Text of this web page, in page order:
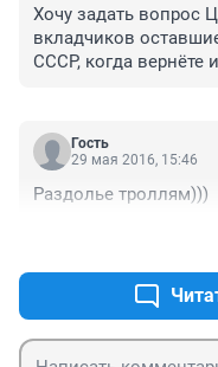
Хочу задать вопрос
вкладчиков
СССР, когда вернёте
Гость
29 мая 2016, 15:46
Раздолье троллям)))